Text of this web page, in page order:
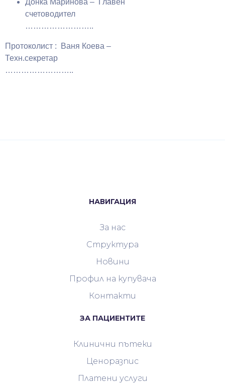
Донка Маринова – Главен
счетоводител
……………………..
Протоколист : Ваня Коева –
Техн.секретар
……………………..
НАВИГАЦИЯ
За нас
Структура
Новини
Профил на купувача
Контакти
ЗА ПАЦИЕНТИТЕ
Клинични пътеки
Ценоразпис
Платени услуги